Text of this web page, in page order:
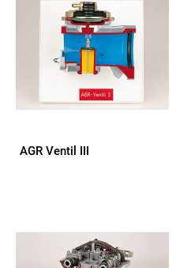
AGR Ventil III